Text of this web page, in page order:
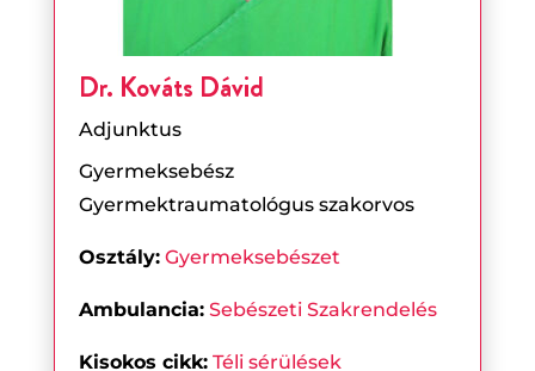
Dr. Kováts Dávid
Adjunktus
Gyermeksebész
Gyermektraumatológus szakorvos
Osztály: Gyermeksebészet
Ambulancia: Sebészeti Szakrendelés
Kisokos cikk: Téli sérülések